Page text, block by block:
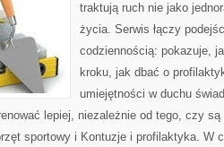
traktują ruch nie jako
życia. Serwis łączy
codziennością: pokazuje,
kroku, jak dbać o
umiejętności w duchu
lepiej, niezależnie od tego, czy są
sportowy i Kontuzje i profilaktyka. W